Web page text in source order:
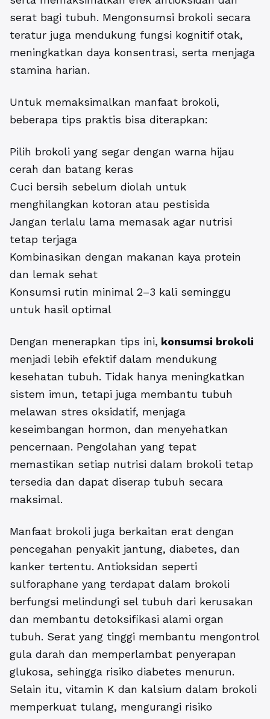
serat bagi tubuh. Mengonsumsi brokoli secara
teratur juga mendukung fungsi kognitif otak,
meningkatkan daya konsentrasi, serta menjaga
stamina harian.
Untuk memaksimalkan manfaat brokoli,
beberapa tips praktis bisa diterapkan:
Pilih brokoli yang segar dengan warna hijau
cerah dan batang keras
Cuci bersih sebelum diolah untuk
menghilangkan kotoran atau pestisida
Jangan terlalu lama memasak agar nutrisi
tetap terjaga
Kombinasikan dengan makanan kaya protein
dan lemak sehat
Konsumsi rutin minimal 2–3 kali seminggu
untuk hasil optimal
Dengan menerapkan tips ini, konsumsi brokoli
menjadi lebih efektif dalam mendukung
kesehatan tubuh. Tidak hanya meningkatkan
sistem imun, tetapi juga membantu tubuh
melawan stres oksidatif, menjaga
keseimbangan hormon, dan menyehatkan
pencernaan. Pengolahan yang tepat
memastikan setiap nutrisi dalam brokoli tetap
tersedia dan dapat diserap tubuh secara
maksimal.
Manfaat brokoli juga berkaitan erat dengan
pencegahan penyakit jantung, diabetes, dan
kanker tertentu. Antioksidan seperti
sulforaphane yang terdapat dalam brokoli
berfungsi melindungi sel tubuh dari kerusakan
dan membantu detoksifikasi alami organ
tubuh. Serat yang tinggi membantu mengontrol
gula darah dan memperlambat penyerapan
glukosa, sehingga risiko diabetes menurun.
Selain itu, vitamin K dan kalsium dalam brokoli
memperkuat tulang, mengurangi risiko